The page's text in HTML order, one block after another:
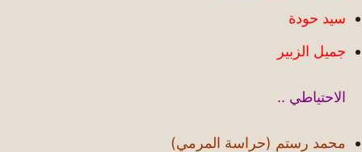
سيد حودة
جميل الزبير
الاحتياطي ..
محمد رستم (حراسة المرمي)